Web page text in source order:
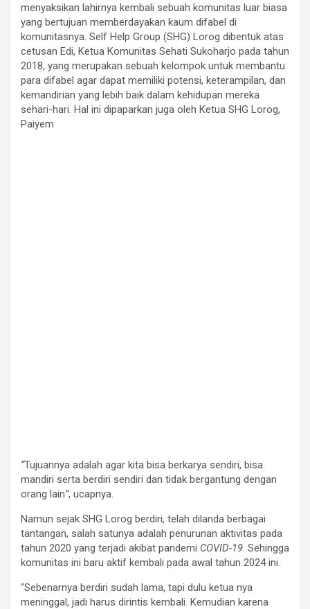
menyaksikan lahirnya kembali sebuah komunitas luar biasa
yang bertujuan memberdayakan kaum difabel di
komunitasnya. Self Help Group (SHG) Lorog dibentuk atas
cetusan Edi, Ketua Komunitas Sehati Sukoharjo pada tahun
2018, yang merupakan sebuah kelompok untuk membantu
para difabel agar dapat memiliki potensi, keterampilan, dan
kemandirian yang lebih baik dalam kehidupan mereka
sehari-hari. Hal ini dipaparkan juga oleh Ketua SHG Lorog,
Paiyem
“Tujuannya adalah agar kita bisa berkarya sendiri, bisa
mandiri serta berdiri sendiri dan tidak bergantung dengan
orang lain”, ucapnya.
Namun sejak SHG Lorog berdiri, telah dilanda berbagai
tantangan, salah satunya adalah penurunan aktivitas pada
tahun 2020 yang terjadi akibat pandemi COVID-19. Sehingga
komunitas ini baru aktif kembali pada awal tahun 2024 ini.
“Sebenarnya berdiri sudah lama, tapi dulu ketua nya
meninggal, jadi harus dirintis kembali. Kemudian karena